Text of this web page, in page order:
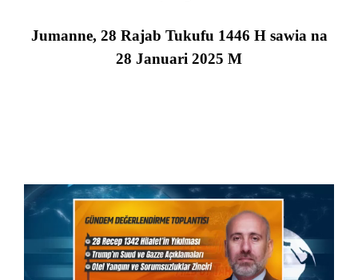
Jumanne, 28 Rajab Tukufu 1446 H sawia na
28 Januari 2025 M